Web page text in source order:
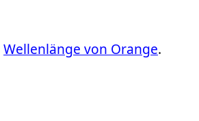
Wellenlänge von Orange.